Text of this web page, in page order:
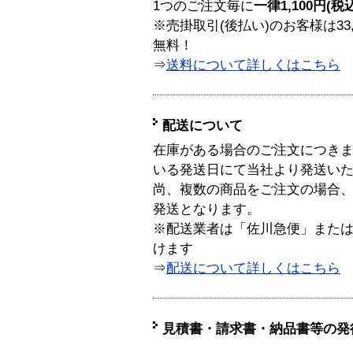
1つのご注文毎に一律1,100円(税
※売掛取引(後払い)のお客様は
無料！
⇒送料について詳しくはこちら
配送について
在庫がある場合のご注文につき
いる発送日にて当社より発送い
尚、複数の商品をご注文の場合
発送となります。
※配送業者は「佐川急便」また
けます
⇒配送について詳しくはこちら
見積書・請求書・納品書等の